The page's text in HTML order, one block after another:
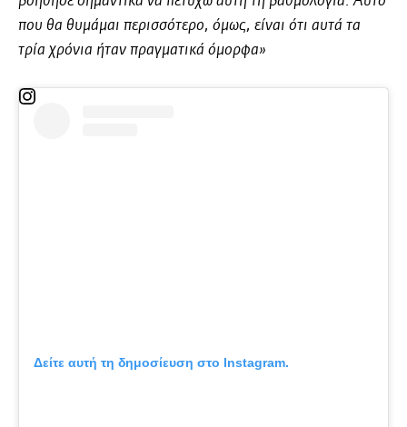
που θα θυμάμαι περισσότερο, όμως, είναι ότι αυτά τα
τρία χρόνια ήταν πραγματικά όμορφα»
Δείτε αυτή τη δημοσίευση στο Instagram.